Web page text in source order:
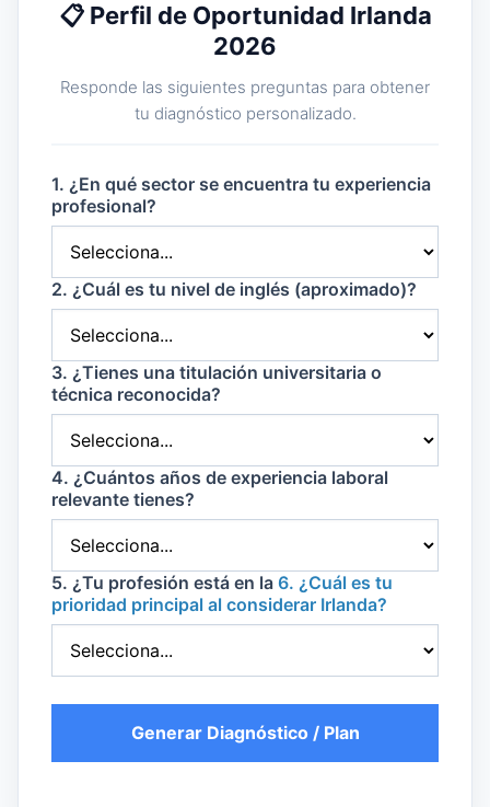
📋 Perfil de Oportunidad Irlanda
2026
Responde las siguientes preguntas para obtener
tu diagnóstico personalizado.
1. ¿En qué sector se encuentra tu experiencia
profesional?
2. ¿Cuál es tu nivel de inglés (aproximado)?
3. ¿Tienes una titulación universitaria o
técnica reconocida?
4. ¿Cuántos años de experiencia laboral
relevante tienes?
5. ¿Tu profesión está en la 6. ¿Cuál es tu
prioridad principal al considerar Irlanda?
Generar Diagnóstico / Plan